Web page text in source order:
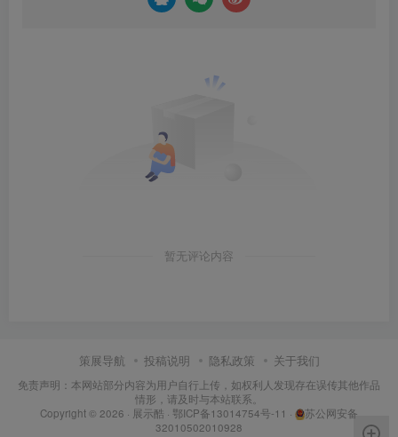
暂无评论内容
策展导航 投稿说明 隐私政策 关于我们
免责声明：本网站部分内容为用户自行上传，如权利人发现存在误传其他作品
情形，请及时与本站联系。
Copyright © 2026 · 展示酷 · 鄂ICP备13014754号-11 ·
苏公网安备
32010502010928